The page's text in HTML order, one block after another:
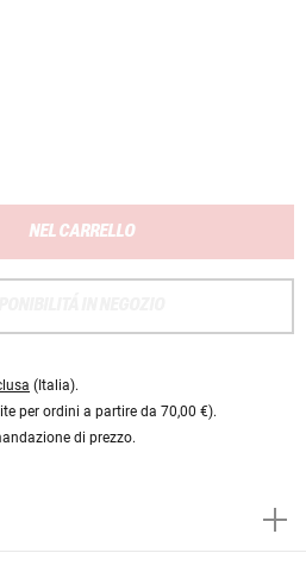
NEL CARRELLO
(Italia).
per ordini a partire da 70,00 €).
di prezzo.